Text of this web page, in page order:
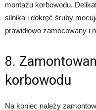
montażu korbowodu.
silnika i dokręć śruby
prawidłowo zamocowany i
8.
korbowodu
Na koniec należy